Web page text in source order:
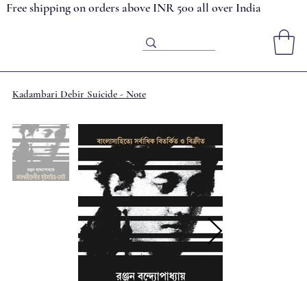
Free shipping on orders above INR 500 all over India
Kadambari Debir Suicide - Note